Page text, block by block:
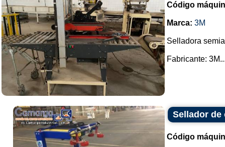
Código
Marca: 3M
Selladora
Fabricante:
Sellador de
Código